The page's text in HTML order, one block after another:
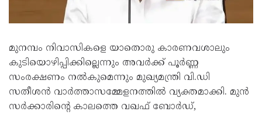
മുനമ്പം നിവാസികളെ യാതൊരു കാരണവശാലും
കുടിയൊഴിപ്പിക്കില്ലെന്നും അവർക്ക് പൂർണ്ണ
സംരക്ഷണം നൽകുമെന്നും മുഖ്യമന്ത്രി വി.ഡി
സതീശൻ വാർത്താസമ്മേളനത്തിൽ വ്യക്തമാക്കി. മുൻ
സർക്കാരിന്റെ കാലത്തെ വഖഫ് ബോർഡ്,